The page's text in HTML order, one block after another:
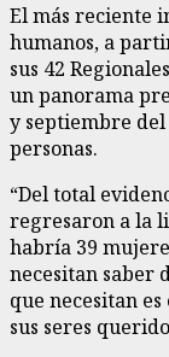
El más reciente
humanos, a
sus 42
un panorama
y septiembre del
personas.
“Del total
regresaron a la
habría 39
necesitan saber
que necesitan
sus seres